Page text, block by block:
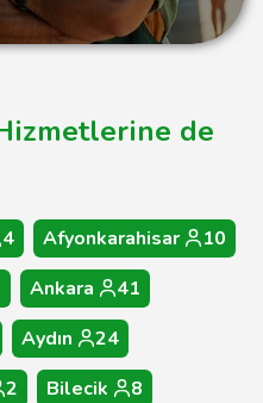
de
4 Afyonkarahisar
10
Ankara
41
Aydın
24
2 Bilecik
8